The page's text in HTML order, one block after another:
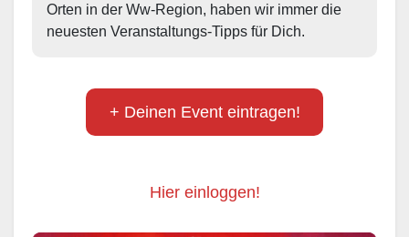
Orten in der Ww-Region, haben wir immer die
neuesten Veranstaltungs-Tipps für Dich.
+ Deinen Event eintragen!
Hier einloggen!